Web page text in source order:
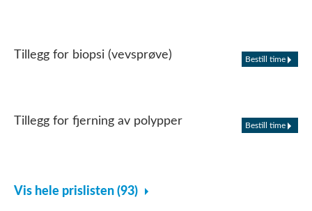
Tillegg for biopsi (vevsprøve) Bestill time
Tillegg for fjerning av polypper Bestill time
Vis hele prislisten (93)